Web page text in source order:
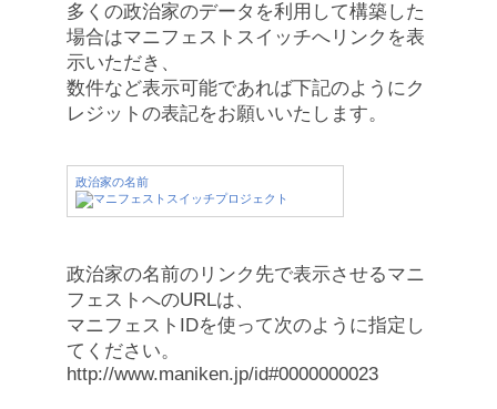
多くの政治家のデータを利用して構築した
場合はマニフェストスイッチへリンクを表
示いただき、
数件など表示可能であれば下記のようにク
レジットの表記をお願いいたします。
政治家の名前
政治家の名前のリンク先で表示させるマニ
フェストへのURLは、
マニフェストIDを使って次のように指定し
てください。
http://www.maniken.jp/id#0000000023